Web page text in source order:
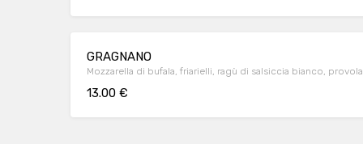
GRAGNANO
Mozzarella di bufala, friarielli, ragù di salsiccia bianco, provola
13.00 €